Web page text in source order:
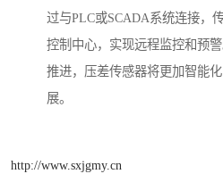
过与PLC或SCADA系统连接，
控制中心，实现远程监控和预
推进，压差传感器将更加智能
展。
http://www.sxjgmy.cn